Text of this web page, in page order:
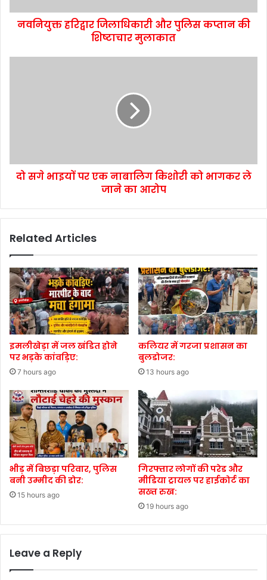
नवनियुक्त हरिद्वार जिलाधिकारी और पुलिस कप्तान की
शिष्टाचार मुलाकात
दो सगे भाइयों पर एक नाबालिग किशोरी को भागकर ले
जाने का आरोप
Related Articles
इमलीखेड़ा में जल खंडित होने
पर भड़के कांवड़िए:
7 hours ago
कलियर में गरजा प्रशासन का
बुलडोजर:
13 hours ago
भीड़ में बिछड़ा परिवार, पुलिस
बनी उम्मीद की डोर:
15 hours ago
गिरफ्तार लोगों की परेड और
मीडिया ट्रायल पर हाईकोर्ट का
सख्त रुख:
19 hours ago
Leave a Reply